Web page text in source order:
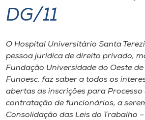
I.nova
Diplomados
Cultura
DG/11
O Hospital Universitário Santa
pessoa jurídica de direito privado,
Fundação Universidade do Oeste
Funoesc, faz saber a todos os
abertas as inscrições para
contratação de funcionários, a
Consolidação das Leis do Trabalho –